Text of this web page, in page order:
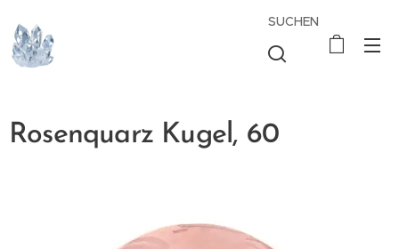
SUCHEN
Rosenquarz Kugel, 60